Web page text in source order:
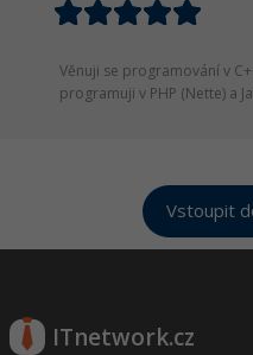
Věnuji se programování v
programuji v PHP (Nette) a
Vstoupit
ITnetwork.cz